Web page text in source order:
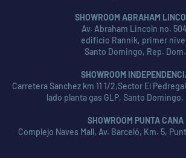
SHOWROOM ABRAHAM
Av. Abraham Lincoln no.
edificio Rannik, primer
Santo Domingo, Rep. Dom.
SHOWROOM
Carretera Sanchez km 11 1/2,Sector El
lado planta gas GLP, Santo Domingo,
SHOWROOM PUNTA CANA
Complejo Naves Mall, Av. Barceló, Km. 5,